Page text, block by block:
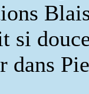
si
dans